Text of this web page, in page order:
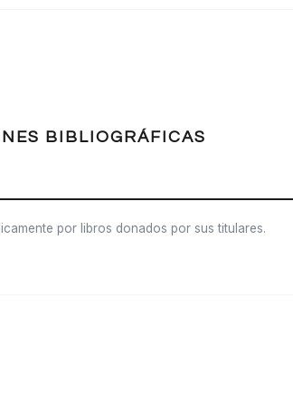
BIBLIOGRÁFICAS
por libros donados por sus titulares.